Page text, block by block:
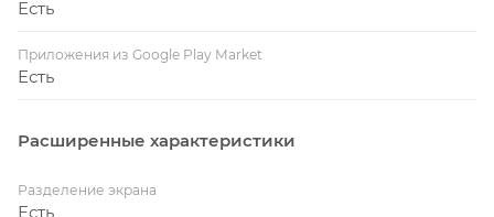
Есть
Приложения из Google Play Market
Есть
Расширенные характеристики
Разделение экрана
Есть